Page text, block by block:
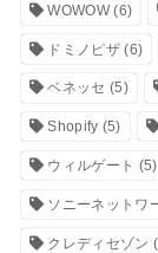
WOWOW(6)
ドミノピザ(6)
ベネッセ (5)
Shopify (5)
ウィルゲート (5)
ソニーネットワ
クレディセゾン